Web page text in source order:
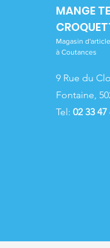
MANGE
Magasin
à Coutances
9 Rue du
Fontaine,
Tel:02 33 47